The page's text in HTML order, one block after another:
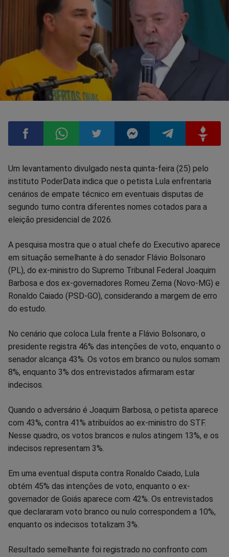
Compartilhar
no
Facebook
Compartilhar
no
Whatsapp
Compartilhar
no
Twitter
Compartilhar
no
Compartilhar
no
no
Um levantamento divulgado nesta quinta-feira (25) pelo
instituto PoderData indica que o petista Lula enfrentaria
cenários de empate técnico em eventuais disputas de
segundo turno contra diferentes nomes cotados para a
eleição presidencial de 2026.
A pesquisa mostra que o atual chefe do Executivo aparece
em situação semelhante à do senador Flávio Bolsonaro
(PL), do ex-ministro do Supremo Tribunal Federal Joaquim
Barbosa e dos ex-governadores Romeu Zema (Novo-MG) e
Ronaldo Caiado (PSD-GO), considerando a margem de erro
do estudo.
No cenário que coloca Lula frente a Flávio Bolsonaro, o
presidente registra 46% das intenções de voto, enquanto o
senador alcança 43%. Os votos em branco ou nulos somam
8%, enquanto 3% dos entrevistados afirmaram estar
indecisos.
Quando o adversário é Joaquim Barbosa, o petista aparece
com 43%, contra 41% atribuídos ao ex-ministro do STF.
Nesse quadro, os votos brancos e nulos atingem 13%, e os
indecisos representam 3%.
Em uma eventual disputa contra Ronaldo Caiado, Lula
obtém 45% das intenções de voto, enquanto o ex-
governador de Goiás aparece com 42%. Os entrevistados
que declararam voto branco ou nulo correspondem a 10%,
enquanto os indecisos totalizam 3%.
Resultado semelhante foi registrado no confronto com